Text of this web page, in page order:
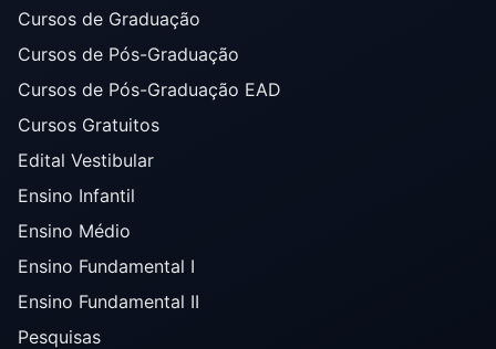
Cursos de Graduação
Cursos de Pós-Graduação
Cursos de Pós-Graduação EAD
Cursos Gratuitos
Edital Vestibular
Ensino Infantil
Ensino Médio
Ensino Fundamental I
Ensino Fundamental II
Pesquisas